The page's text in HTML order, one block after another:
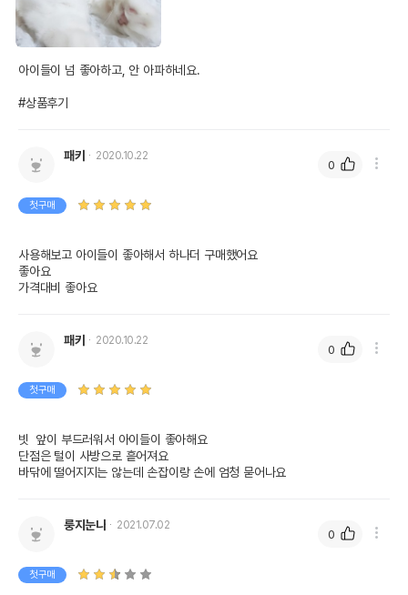
아이들이 넘 좋아하고, 안 아파하네요.
#상품후기
패키 2020.10.22
첫구매
사용해보고 아이들이 좋아해서 하나더 구매했어요
좋아요
가격대비 좋아요
0
패키 2020.10.22
첫구매
빗  앞이 부드러워서 아이들이 좋아해요
단점은 털이 사방으로 흩어져요
바닦에 떨어지지는 않는데 손잡이랑 손에 엄청 묻어나요
0
룽지눈나 2021.07.02
첫구매
0